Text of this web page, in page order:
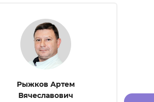
Рыжков Артем
Вячеславович